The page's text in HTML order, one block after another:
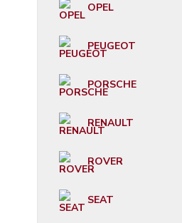
OPEL
PEUGEOT
PORSCHE
RENAULT
ROVER
SEAT